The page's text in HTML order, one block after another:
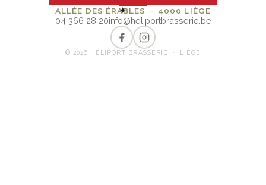
✦
ALLÉE DES ÉRABLES · 4000 LIÈGE
04 366 28 20info@heliportbrasserie.be
© 2026 HÉLIPORT BRASSERIE · LIÈGE